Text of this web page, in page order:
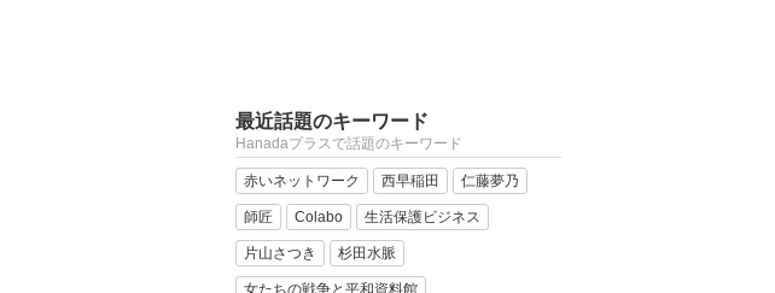
最近話題のキーワード
Hanadaプラスで話題のキーワード
赤いネットワーク 西早稲田 仁藤夢乃
師匠 Colabo 生活保護ビジネス
片山さつき 杉田水脈
女たちの戦争と平和資料館